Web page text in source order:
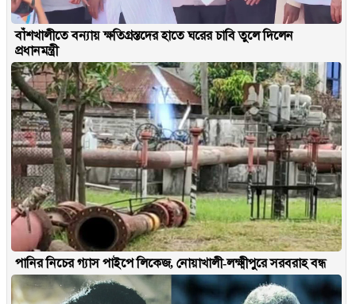
বাঁশখালীতে বন্যায় ক্ষতিগ্রস্তদের হাতে ঘরের চাবি তুলে দিলেন
প্রধানমন্ত্রী
পানির নিচের গ্যাস পাইপে লিকেজ, নোয়াখালী-লক্ষ্মীপুরে সরবরাহ বন্ধ